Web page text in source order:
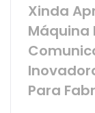
Xinda
Máquina
Para